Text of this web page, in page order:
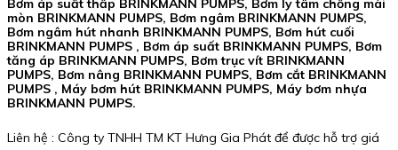
Bơm áp suất thấp BRINKMANN PUMPS, Bơm ly tâm chống mài
mòn BRINKMANN PUMPS, Bơm ngâm BRINKMANN PUMPS,
Bơm ngâm hút nhanh BRINKMANN PUMPS, Bơm hút cuối
BRINKMANN PUMPS , Bơm áp suất BRINKMANN PUMPS, Bơm
tăng áp BRINKMANN PUMPS, Bơm trục vít BRINKMANN
PUMPS, Bơm nâng BRINKMANN PUMPS, Bơm cắt BRINKMANN
PUMPS , Máy bơm hút BRINKMANN PUMPS, Máy bơm nhựa
BRINKMANN PUMPS.
Liên hệ : Công ty TNHH TM KT Hưng Gia Phát để được hỗ trợ giá